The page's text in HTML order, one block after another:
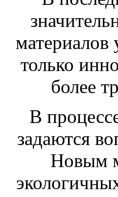
материалов
только
более
В
задаются
Новым